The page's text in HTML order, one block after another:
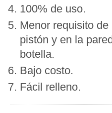
100% de uso.
Menor requisito
pistón y en la
botella.
Bajo costo.
Fácil relleno.